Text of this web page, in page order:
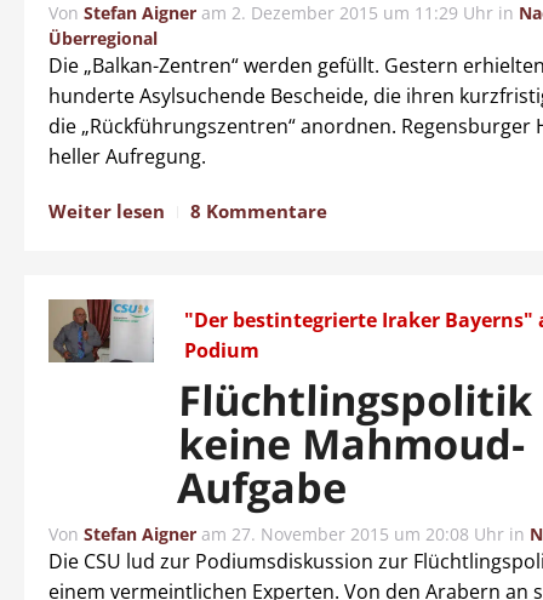
Von Stefan Aigner am 2. Dezember 2015 um 11:29 Uhr in
Überregional
Die „Balkan-Zentren“ werden gefüllt. Gestern
hunderte Asylsuchende Bescheide, die ihren
die „Rückführungszentren“ anordnen. Regensburger
heller Aufregung.
Weiter lesen 8 Kommentare
"Der bestintegrierte Iraker Bayerns"
Podium
keine Mahmoud-
Aufgabe
Von Stefan Aigner am 27. November 2015 um 20:08 Uhr in
Die CSU lud zur Podiumsdiskussion zur
einem vermeintlichen Experten. Von den Arabern an